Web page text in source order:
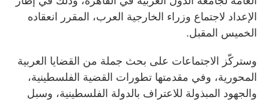
الإعداد لاجتماع وزراء الخارجية العرب، المقرر انعقاده
الخميس المقبل.
وستركّز الاجتماعات على بحث جملة من القضايا العربية
المحورية، وفي مقدمتها تطورات القضية الفلسطينية،
والجهود المبذولة للاعتراف بالدولة الفلسطينية، وسبل